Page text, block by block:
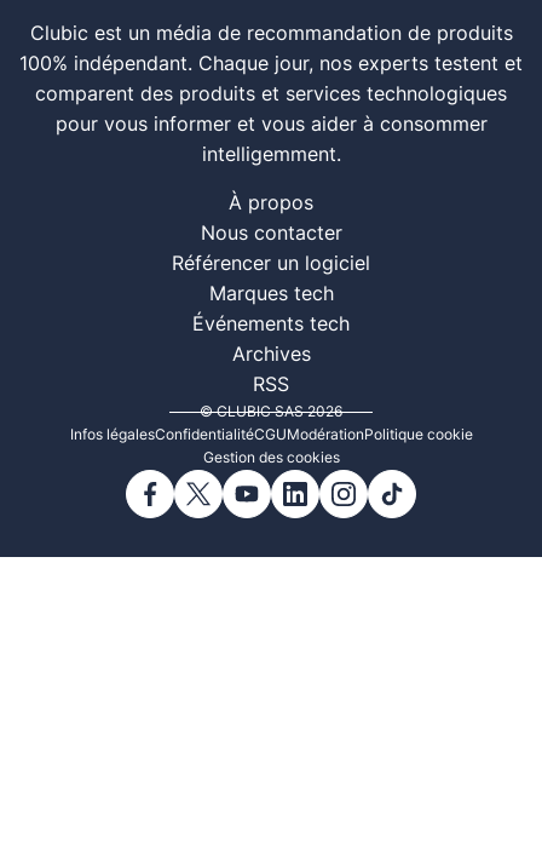
Clubic est un média de recommandation de produits
100% indépendant. Chaque jour, nos experts testent et
comparent des produits et services technologiques
pour vous informer et vous aider à consommer
intelligemment.
À propos
Nous contacter
Référencer un logiciel
Marques tech
Événements tech
Archives
RSS
© CLUBIC SAS 2026
Infos légalesConfidentialitéCGUModérationPolitique cookie
Gestion des cookies